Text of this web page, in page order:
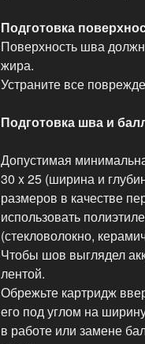
Подготовка
Поверхность шва
жира.
Устраните все
Подготовка шва и
Допустимая
30 x 25 (ширина и
размеров в качестве
использовать
(стекловолокно,
Чтобы шов выглядел
лентой.
Обрежьте картридж
его под углом на
в работе или замене